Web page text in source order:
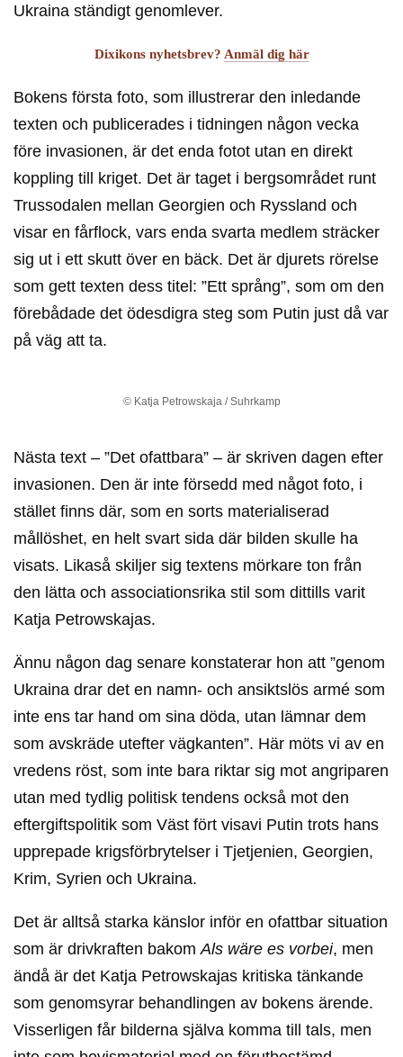
Ukraina ständigt genomlever.
Dixikons nyhetsbrev? Anmäl dig här
Bokens första foto, som illustrerar den inledande
texten och publicerades i tidningen någon vecka
före invasionen, är det enda fotot utan en direkt
koppling till kriget. Det är taget i bergsområdet runt
Trussodalen mellan Georgien och Ryssland och
visar en fårflock, vars enda svarta medlem sträcker
sig ut i ett skutt över en bäck. Det är djurets rörelse
som gett texten dess titel: ”Ett språng”, som om den
förebådade det ödesdigra steg som Putin just då var
på väg att ta.
© Katja Petrowskaja / Suhrkamp
Nästa text – ”Det ofattbara” – är skriven dagen efter
invasionen. Den är inte försedd med något foto, i
stället finns där, som en sorts materialiserad
mållöshet, en helt svart sida där bilden skulle ha
visats. Likaså skiljer sig textens mörkare ton från
den lätta och associationsrika stil som dittills varit
Katja Petrowskajas.
Ännu någon dag senare konstaterar hon att ”genom
Ukraina drar det en namn- och ansiktslös armé som
inte ens tar hand om sina döda, utan lämnar dem
som avskräde utefter vägkanten”. Här möts vi av en
vredens röst, som inte bara riktar sig mot angriparen
utan med tydlig politisk tendens också mot den
eftergiftspolitik som Väst fört visavi Putin trots hans
upprepade krigsförbrytelser i Tjetjenien, Georgien,
Krim, Syrien och Ukraina.
Det är alltså starka känslor inför en ofattbar situation
som är drivkraften bakomAls wäre es vorbei, men
ändå är det Katja Petrowskajas kritiska tänkande
som genomsyrar behandlingen av bokens ärende.
Visserligen får bilderna själva komma till tals, men